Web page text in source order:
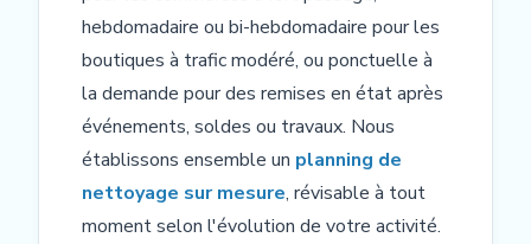
hebdomadaire ou bi-hebdomadaire pour les
boutiques à trafic modéré, ou ponctuelle à
la demande pour des remises en état après
événements, soldes ou travaux. Nous
établissons ensemble un planning de
nettoyage sur mesure, révisable à tout
moment selon l'évolution de votre activité.